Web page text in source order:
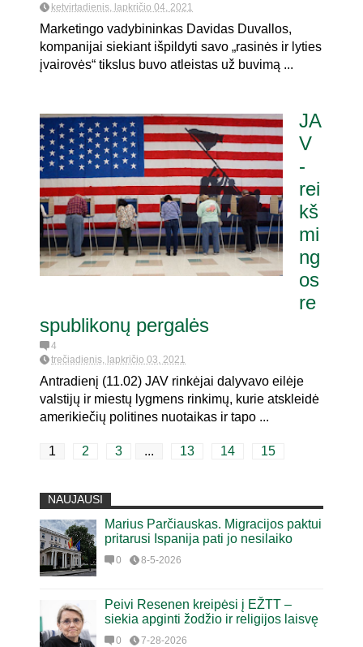
ketvirtadienis, lapkričio 04, 2021
Marketingo vadybininkas Davidas Duvallos,
kompanijai siekiant išpildyti savo „rasinės ir lyties
įvairovės“ tikslus buvo atleistas už buvimą ...
JA
V
-
rei
kš
mi
ng
os
re
spublikonų pergalės
4
trečiadienis, lapkričio 03, 2021
Antradienį (11.02) JAV rinkėjai dalyvavo eilėje
valstijų ir miestų lygmens rinkimų, kurie atskleidė
amerikiečių politines nuotaikas ir tapo ...
1 2 3 ... 13 14 15
NAUJAUSI
Marius Parčiauskas. Migracijos paktui
pritarusi Ispanija pati jo nesilaiko
0 8-5-2026
Peivi Resenen kreipėsi į EŽTT –
siekia apginti žodžio ir religijos laisvę
0 7-28-2026